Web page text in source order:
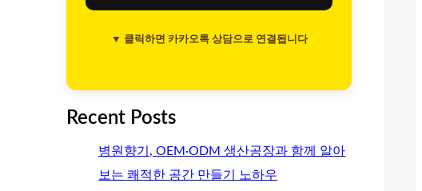
▼ 클릭하면 카카오톡 상담으로 연결됩니다
Recent Posts
병원향기, OEM·ODM 생산공장과 함께 알아
보는 쾌적한 공간 만들기 노하우